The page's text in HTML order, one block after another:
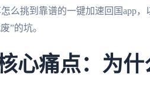
么挑到靠谱的一键加速回国app，
”的坑。
心痛点：为什